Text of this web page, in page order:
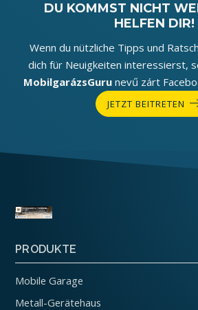
DU KOMMST NICHT
HELFEN DIR!
Wenn du nützliche Tipps und
dich für Neuigkeiten interessierst,
MobilgarázsGuru nevű zárt
JETZT BEITRETEN
PRODUKTE
Mobile Garage
Metall-Gerätehaus